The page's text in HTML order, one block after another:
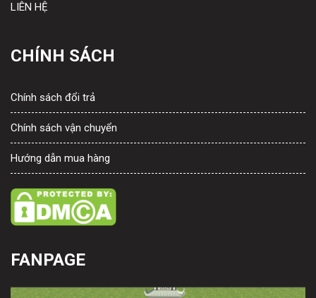
LIÊN HỆ
CHÍNH SÁCH
Chính sách đổi trả
Chính sách vận chuyển
Hướng dẫn mua hàng
FANPAGE